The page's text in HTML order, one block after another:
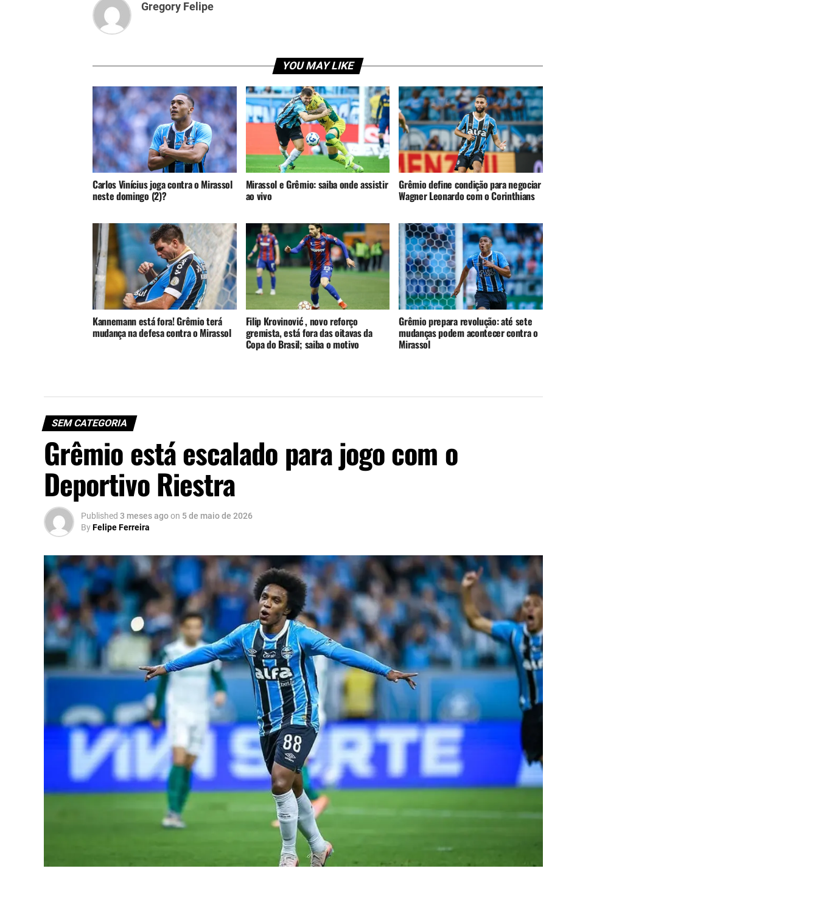
Gregory Felipe
YOU MAY LIKE
Carlos Vinícius joga contra o Mirassol
neste domingo (2)?
Mirassol e Grêmio: saiba onde assistir
ao vivo
Grêmio define condição para negociar
Wagner Leonardo com o Corinthians
Kannemann está fora! Grêmio terá
mudança na defesa contra o Mirassol
Filip Krovinović , novo reforço
gremista, está fora das oitavas da
Copa do Brasil; saiba o motivo
Grêmio prepara revolução: até sete
mudanças podem acontecer contra o
Mirassol
SEM CATEGORIA
Grêmio está escalado para jogo com o
Deportivo Riestra
Published 3 meses agoon 5 de maio de 2026
ByFelipe Ferreira